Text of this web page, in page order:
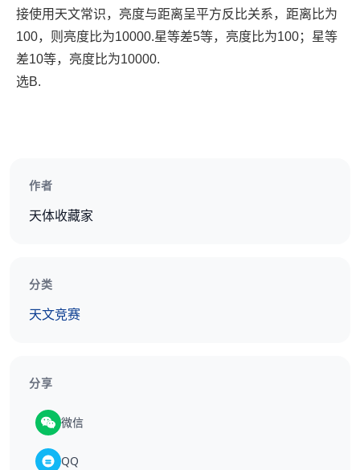
接使用天文常识，亮度与距离呈平方反比关系，距离比为
100，则亮度比为10000.星等差5等，亮度比为100；星等
差10等，亮度比为10000.
选B.
作者
天体收藏家
分类
天文竞赛
分享
微信
QQ